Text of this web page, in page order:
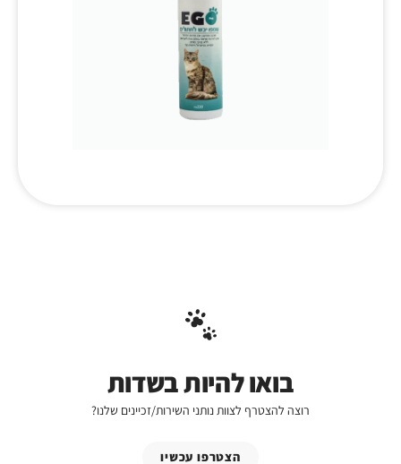
בואו להיות בשדות
רוצה להצטרף לצוות נותני השירות/זכיינים שלנו?
הצטרפו עכשיו